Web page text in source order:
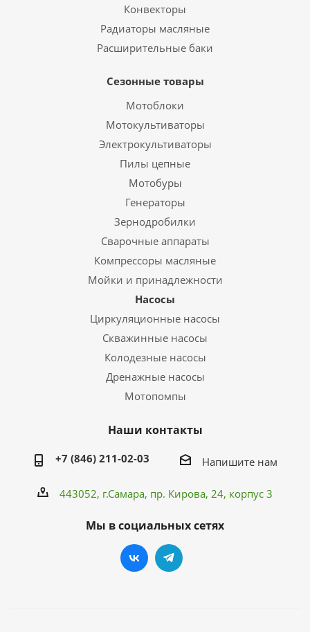
Конвекторы
Радиаторы масляные
Расширительные баки
Сезонные товары
Мотоблоки
Мотокультиваторы
Электрокультиваторы
Пилы цепные
Мотобуры
Генераторы
Зернодробилки
Сварочные аппараты
Компрессоры масляные
Мойки и принадлежности
Насосы
Циркуляционные насосы
Скважинные насосы
Колодезные насосы
Дренажные насосы
Мотопомпы
Наши контакты
+7 (846) 211-02-03 Напишите нам
443052, г.Самара, пр. Кирова, 24, корпус 3
Мы в социальных сетях